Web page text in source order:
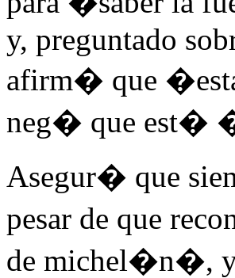
y, preguntado
afirm� que
neg� que est�
Asegur� que
pesar de que
de michel�n�, y